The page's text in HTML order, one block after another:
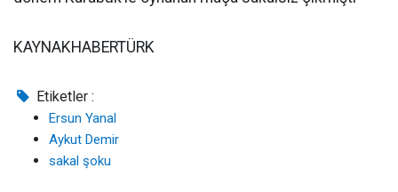
KAYNAKHABERTÜRK
Etiketler :
Ersun Yanal
Aykut Demir
sakal şoku